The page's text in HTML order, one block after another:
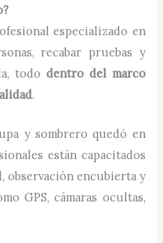
especializado en
recabar pruebas y
todo dentro del marco
.
y sombrero quedó en
están capacitados
observación encubierta y
GPS, cámaras ocultas,